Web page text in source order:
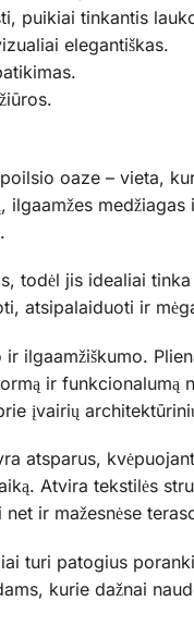
puikiai tinkantis
elegantiškas.
oaze – vieta,
todėl jis idealiai
atsipalaiduoti ir
ilgaamžiškumo.
ir funkcionalumą
įvairių
atsparus,
Atvira tekstilės
ir mažesnėse
turi patogius
kurie dažnai